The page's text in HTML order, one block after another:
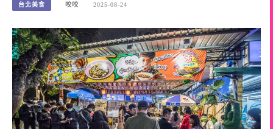
台北美食 咬咬 2025-08-24